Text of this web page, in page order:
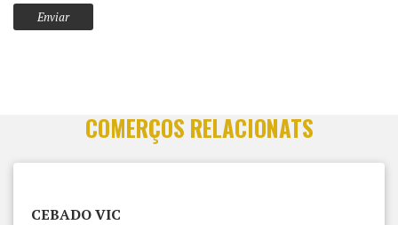
COMERÇOS RELACIONATS
CEBADO VIC